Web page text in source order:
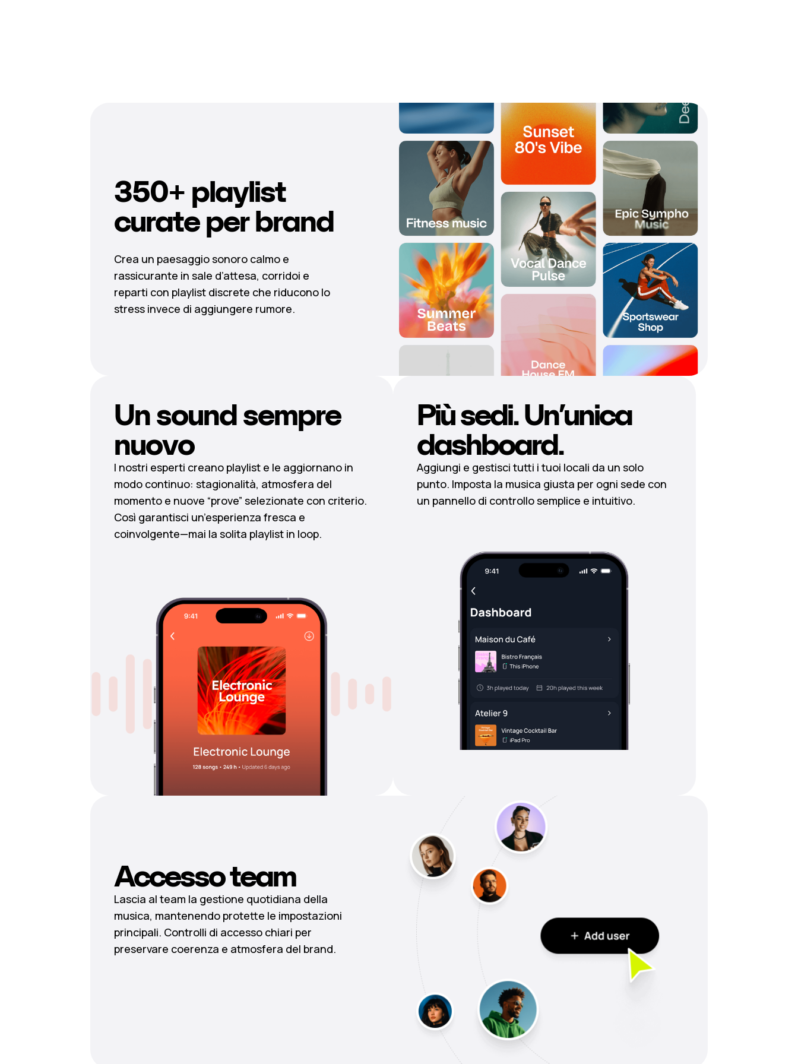
350+ playlist
curate per brand
Crea un paesaggio sonoro calmo e
rassicurante in sale d’attesa, corridoi e
reparti con playlist discrete che riducono lo
stress invece di aggiungere rumore.
Un sound sempre
nuovo
I nostri esperti creano playlist e le aggiornano in
modo continuo: stagionalità, atmosfera del
momento e nuove “prove” selezionate con criterio.
Così garantisci un’esperienza fresca e
coinvolgente—mai la solita playlist in loop.
Più sedi. Un’unica
dashboard.
Aggiungi e gestisci tutti i tuoi locali da un solo
punto. Imposta la musica giusta per ogni sede con
un pannello di controllo semplice e intuitivo.
Accesso team
Lascia al team la gestione quotidiana della
musica, mantenendo protette le impostazioni
principali. Controlli di accesso chiari per
preservare coerenza e atmosfera del brand.